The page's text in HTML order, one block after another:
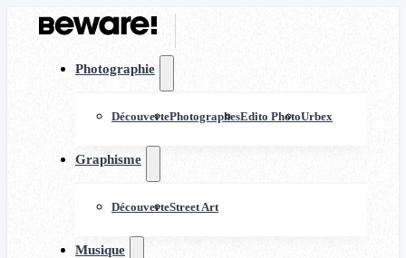
Photographie
DécouvertePhotographesEdito PhotoUrbex
Graphisme
DécouverteStreet Art
Musique